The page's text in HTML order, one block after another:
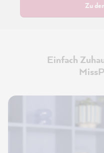
Zu
Einfach